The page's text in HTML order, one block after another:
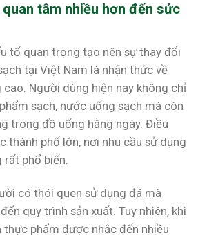
tâm nhiều hơn đến sức
tố quan trọng tạo nên sự thay đổi
tại Việt Nam là nhận thức về
Người dùng hiện nay không chỉ
sạch, nước uống sạch mà còn
trong đồ uống hằng ngày. Điều
thành phố lớn, nơi nhu cầu sử dụng
rất phổ biến.
có thói quen sử dụng đá mà
quy trình sản xuất. Tuy nhiên, khi
phẩm được nhắc đến nhiều